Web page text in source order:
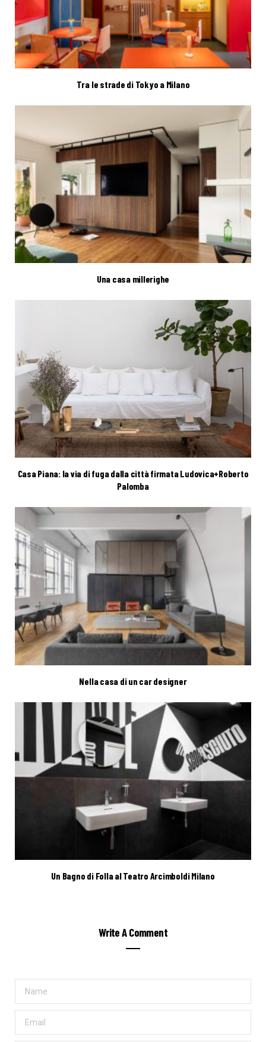
Tra le strade di Tokyo a Milano
Una casa millerighe
Casa Piana: la via di fuga dalla città firmata Ludovica+Roberto
Palomba
Nella casa di un car designer
Un Bagno di Folla al Teatro Arcimboldi Milano
Write A Comment